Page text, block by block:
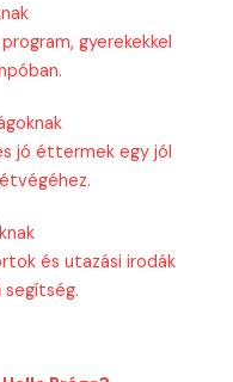
gyerekekkel
jó éttermek egy jól
és utazási irodák